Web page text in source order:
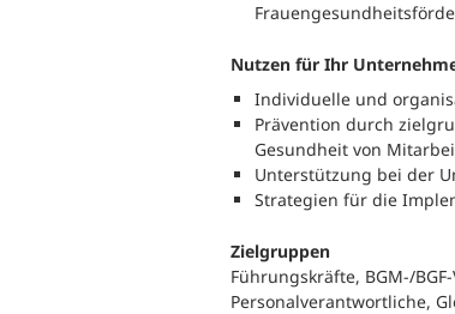
Nutzen für Ihr
Individuelle und
Prävention durch
Gesundheit von
Unterstützung bei der
Strategien für die
Zielgruppen
Führungskräfte, BGM-/
Personalverantwortliche,